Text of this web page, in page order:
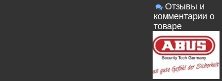
Отзывы и
комментарии о
товаре